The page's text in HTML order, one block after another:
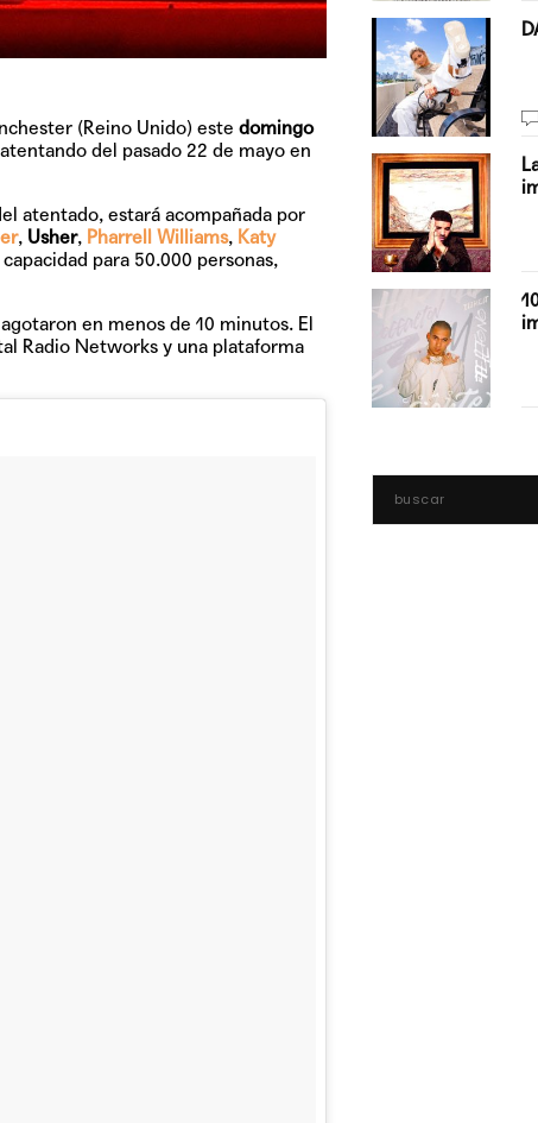
(Reino Unido) este domingo
del pasado 22 de mayo en
atentado, estará acompañada por
, Usher, Pharrell Williams, Katy
capacidad para 50.000 personas,
en menos de 10 minutos. El
Radio Networks y una plataforma
Quiles de 'La…
GRIFF, el futuro del